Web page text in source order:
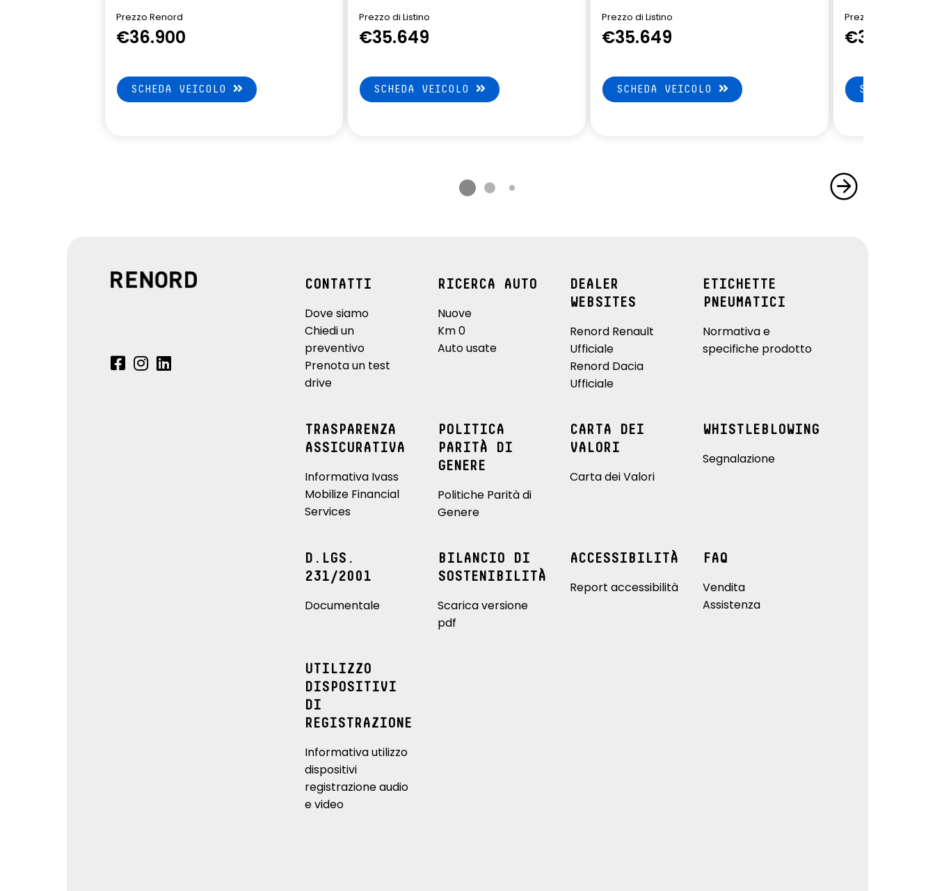
Prezzo Renord
€36.900
SCHEDA VEICOLO
Prezzo di Listino
€35.649
SCHEDA VEICOLO
Prezzo di Listino
€35.649
SCHEDA VEICOLO
Prezzo di Listino
€36.249
SCHEDA
CONTATTI
Dove siamo
Chiedi un
preventivo
Prenota un test
drive
RICERCA AUTO
Nuove
Km 0
Auto usate
DEALER
WEBSITES
Renord Renault
Ufficiale
Renord Dacia
Ufficiale
ETICHETTE
PNEUMATICI
Normativa e
specifiche prodotto
TRASPARENZA
ASSICURATIVA
Informativa Ivass
Mobilize Financial
Services
POLITICA
PARITÀ DI
GENERE
Politiche Parità di
Genere
CARTA DEI
VALORI
Carta dei Valori
WHISTLEBLOWING
Segnalazione
D.LGS.
231/2001
Documentale
BILANCIO DI
SOSTENIBILITÀ
Scarica versione
pdf
ACCESSIBILITÀ
Report accessibilità
FAQ
Vendita
Assistenza
UTILIZZO
DISPOSITIVI
DI
REGISTRAZIONE
Informativa utilizzo
dispositivi
registrazione audio
e video